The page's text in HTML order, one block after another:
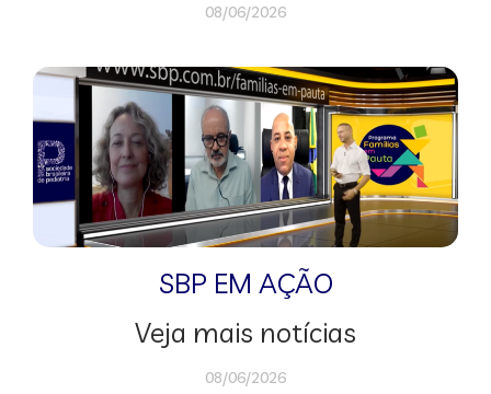
08/06/2026
SBP EM AÇÃO
Veja mais notícias
08/06/2026